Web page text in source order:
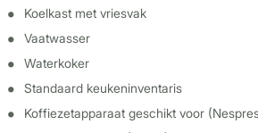
Koelkast met vriesvak
Vaatwasser
Waterkoker
Standaard keukeninventaris
Koffiezetapparaat geschikt voor